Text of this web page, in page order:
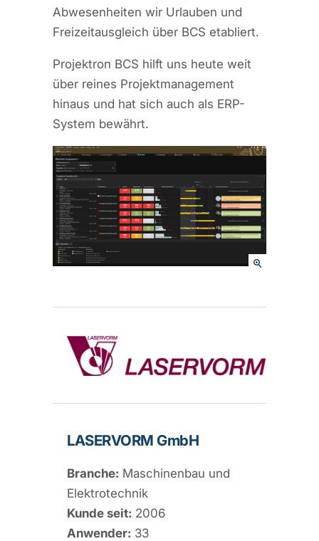
Abwesenheiten wir Urlauben und
Freizeitausgleich über BCS etabliert.
Projektron BCS hilft uns heute weit
über reines Projektmanagement
hinaus und hat sich auch als ERP-
System bewährt.
LASERVORM GmbH
Branche: Maschinenbau und
Elektrotechnik
Kunde seit: 2006
Anwender: 33